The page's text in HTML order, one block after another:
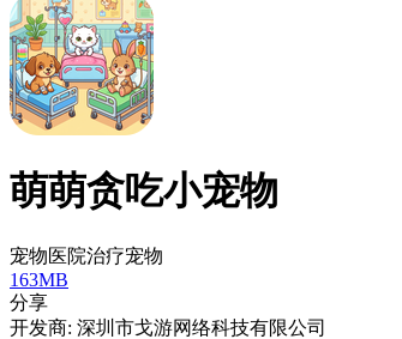
萌萌贪吃小宠物
宠物医院治疗宠物
163MB
分享
开发商: 深圳市戈游网络科技有限公司